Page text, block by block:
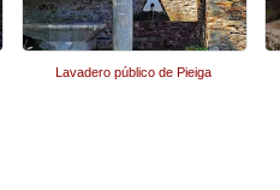
Lavadero público de Pieiga